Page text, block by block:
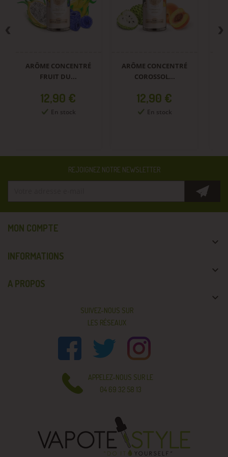
ARÔME CONCENTRÉ
FRUIT DU...
Prix
12,90 €
En stock
ARÔME CONCENTRÉ
COROSSOL...
Prix
12,90 €
En stock
REJOIGNEZ NOTRE NEWSLETTER
MON COMPTE

INFORMATIONS

A PROPOS

SUIVEZ-NOUS SUR
LES RÉSEAUX
APPELEZ-NOUS SUR LE
04 69 32 58 13